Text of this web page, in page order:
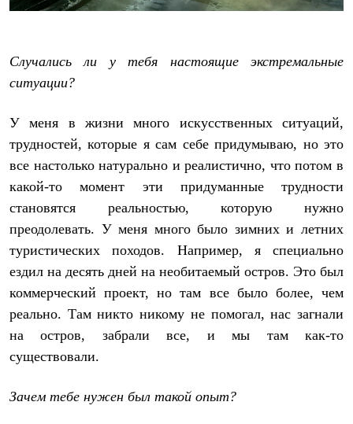
Случались ли у тебя настоящие экстремальные
ситуации?
У меня в жизни много искусственных ситуаций,
трудностей, которые я сам себе придумываю, но это
все настолько натурально и реалистично, что потом в
какой-то момент эти придуманные трудности
становятся реальностью, которую нужно
преодолевать. У меня много было зимних и летних
туристических походов. Например, я специально
ездил на десять дней на необитаемый остров. Это был
коммерческий проект, но там все было более, чем
реально. Там никто никому не помогал, нас загнали
на остров, забрали все, и мы там как-то
существовали.
Зачем тебе нужен был такой опыт?